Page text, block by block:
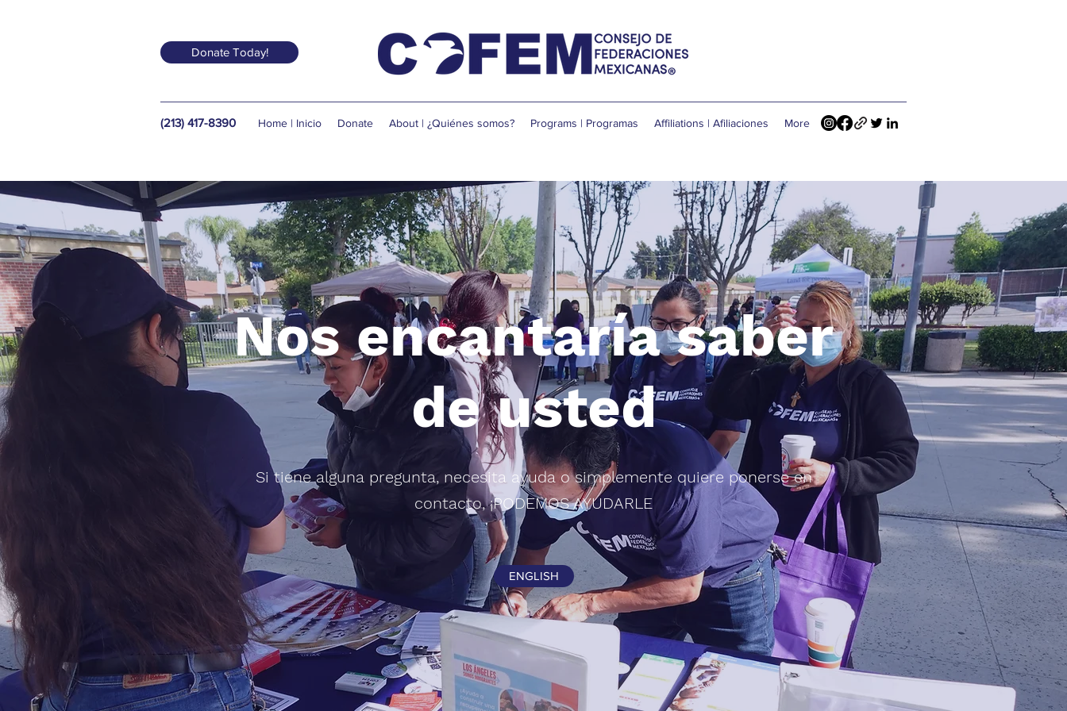
Donate Today!
(213) 417-8390 Home | Inicio Donate About | ¿Quiénes somos? Programs | Programas Affiliations | Afiliaciones More
Nos encantaría saber
de usted
Si tiene alguna pregunta, necesita ayuda o simplemente quiere ponerse en
contacto, ¡PODEMOS AYUDARLE
ENGLISH